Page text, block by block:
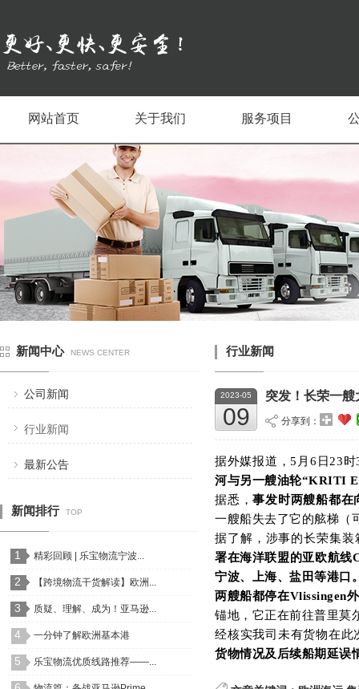
网站首页 关于我们 服务项目
新闻中心 NEWS CENTER
公司新闻
行业新闻
最新公告
新闻排行 TOP
1 精彩回顾 | 乐宝物流宁波...
2 【跨境物流干货解读】欧洲...
3 质疑、理解、成为！亚马逊...
4 一分钟了解欧洲基本港
5 乐宝物流优质线路推荐——...
行业新闻
2023-05
09
突发！长荣一
分享到：
据外媒报道，5月6日23
河与另一艘油轮“KRITI
据悉，事发时两艘船都在
一艘船失去了它的舷梯（
据了解，涉事的长荣集装
署在海洋联盟的亚欧航线
宁波、上海、盐田等港口
两艘船都停在Vlissingen
锚地，它正在前往普里莫
经核实我司未有货物在此
货物情况及后续船期延误